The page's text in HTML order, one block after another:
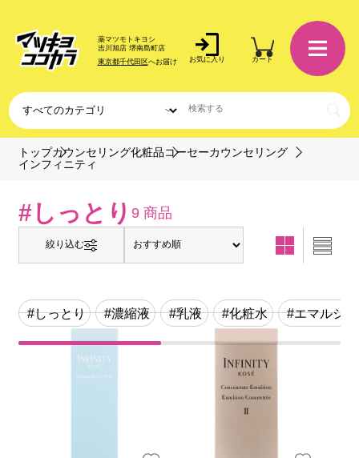
薬マツモトキヨシ
吉川旭店 堺南島町店
東京都千代田区へお届け お気に入り カート
トップカウンセリング化粧品 コーセーカウンセリング
インフィニティ
#しっとり 9 商品
絞り込む
#しっとり #濃縮液 #乳液 #化粧水 #エマルジ